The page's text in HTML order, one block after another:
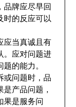
品牌应尽早回
时的反应可以
应当真诚且有
。应对问题进
的能力。
或问题时，品
产品问题，
果是服务问